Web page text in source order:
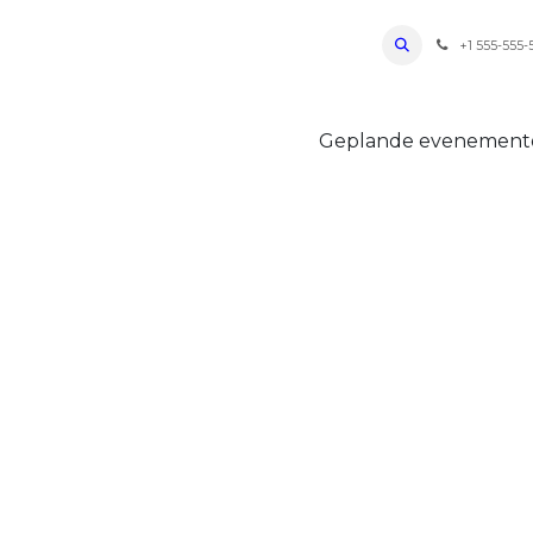
Bevoorradingen FAQ+1 555-555-
Geplande